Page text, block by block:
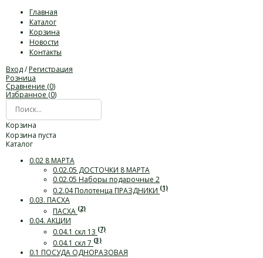
Главная
Каталог
Корзина
Новости
Контакты
Вход/Регистрация
Розница
Сравнение (0)
Избранное (0)
Корзина
Корзина пуста
Каталог
0.02 8 МАРТА
0.02.05 ДОСТОЧКИ 8 МАРТА
0.02.05 Наборы подарочные 2
0.2.04 Полотенца ПРАЗДНИКИ (1)
0.03. ПАСХА
ПАСХА (2)
0.04. АКЦИИ
0.04.1 скл 13 (7)
0.04.1 скл 7 (3)
0.1 ПОСУДА ОДНОРАЗОВАЯ